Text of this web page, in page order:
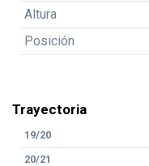
Altura
Posición
Trayectoria
19/20
20/21